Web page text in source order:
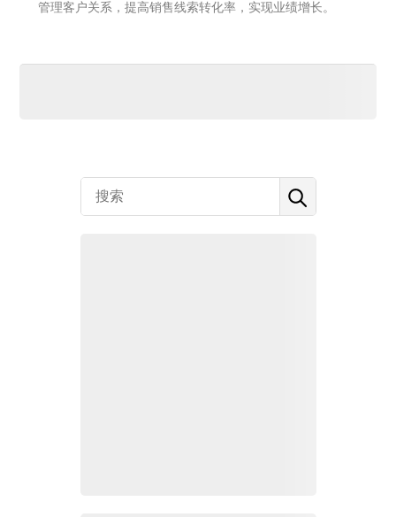
管理客户关系，提高销售线索转化率，实现业绩增长。